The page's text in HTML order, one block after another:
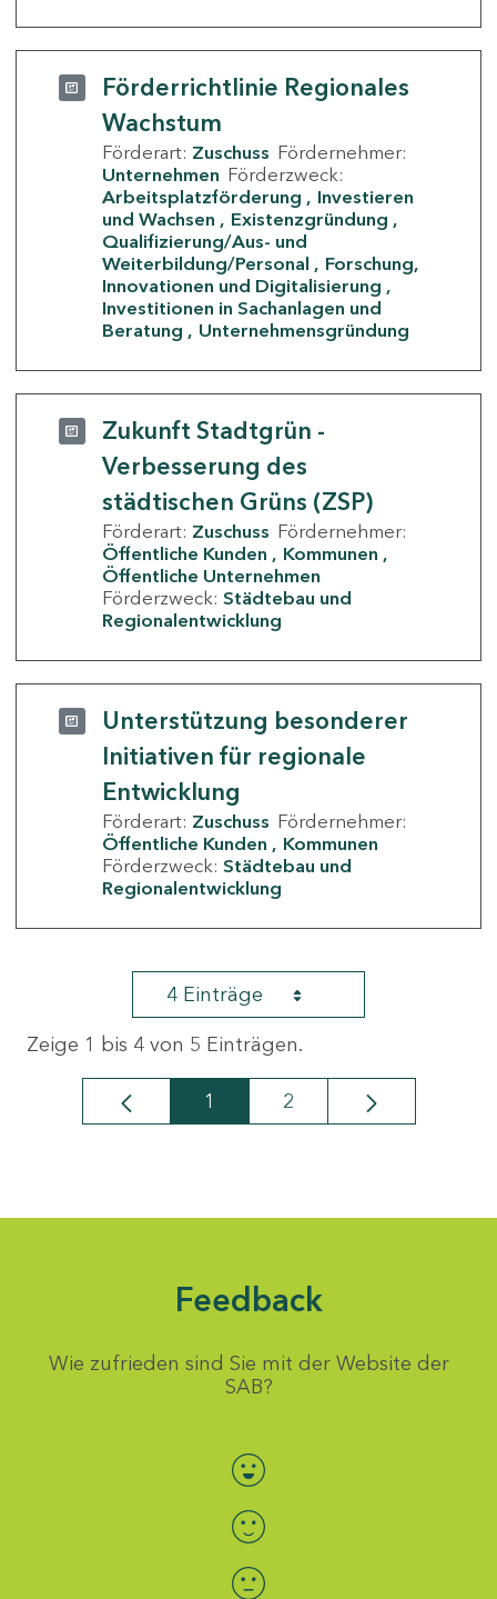
Förderrichtlinie Regionales
Wachstum
Förderart: Zuschuss Fördernehmer:
Unternehmen Förderzweck:
Arbeitsplatzförderung
Investieren
und Wachsen
Existenzgründung
Qualifizierung/Aus- und
Weiterbildung/Personal
Forschung,
Innovationen und Digitalisierung
Investitionen in Sachanlagen und
Beratung
Unternehmensgründung
Zukunft Stadtgrün -
Verbesserung des
städtischen Grüns (ZSP)
Förderart: Zuschuss Fördernehmer:
Öffentliche Kunden
Kommunen
Öffentliche Unternehmen
Förderzweck: Städtebau und
Regionalentwicklung
Unterstützung besonderer
Initiativen für regionale
Entwicklung
Förderart: Zuschuss Fördernehmer:
Öffentliche Kunden
Kommunen
Förderzweck: Städtebau und
Regionalentwicklung
4 Einträge
Zeige 1 bis 4 von 5 Einträgen.
Seite
1 Seite
2
Feedback
Wie zufrieden sind Sie mit der Website der
SAB?
Bewertung auswählen